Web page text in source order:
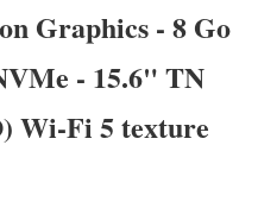
Graphics - 8 Go
- 15.6" TN
Wi-Fi 5 texture